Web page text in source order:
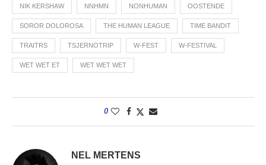
NIK KERSHAW NNHMN NONHUMAN OOSTENDE
SOROR DOLOROSA THE HUMAN LEAGUE TIME BANDIT
TRAITRS TSJERNOTRIP W-FEST W-FESTIVAL
WET WET ET WET WET WET
0
NEL MERTENS